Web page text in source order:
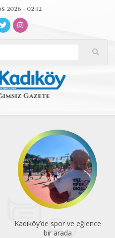
2026 - 02:12
Kadıköy’de spor ve eğlence
bir arada